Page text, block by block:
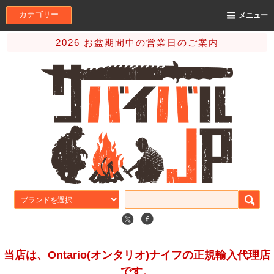
カテゴリー メニュー
2026 お盆期間中の営業日のご案内
当店は、Ontario(オンタリオ)ナイフの正規輸入代理店
です。